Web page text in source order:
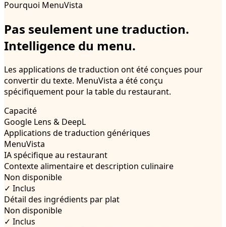
Pourquoi MenuVista
Pas seulement une traduction.
Intelligence du menu.
Les applications de traduction ont été conçues pour
convertir du texte. MenuVista a été conçu
spécifiquement pour la table du restaurant.
Capacité
Google Lens & DeepL
Applications de traduction génériques
MenuVista
IA spécifique au restaurant
Contexte alimentaire et description culinaire
Non disponible
✓ Inclus
Détail des ingrédients par plat
Non disponible
✓ Inclus